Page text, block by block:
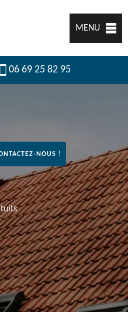
MENU
06 69 25 82 95
NOUS !